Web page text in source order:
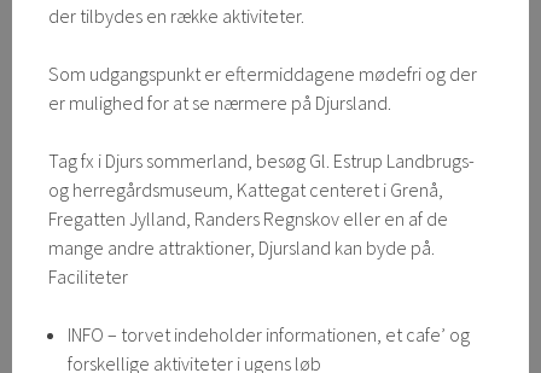
der tilbydes en række aktiviteter.
Som udgangspunkt er eftermiddagene mødefri og der
er mulighed for at se nærmere på Djursland.
Tag fx i Djurs sommerland, besøg Gl. Estrup Landbrugs-
og herregårdsmuseum, Kattegat centeret i Grenå,
Fregatten Jylland, Randers Regnskov eller en af de
mange andre attraktioner, Djursland kan byde på.
Faciliteter
INFO – torvet indeholder informationen, et cafe’ og
forskellige aktiviteter i ugens løb